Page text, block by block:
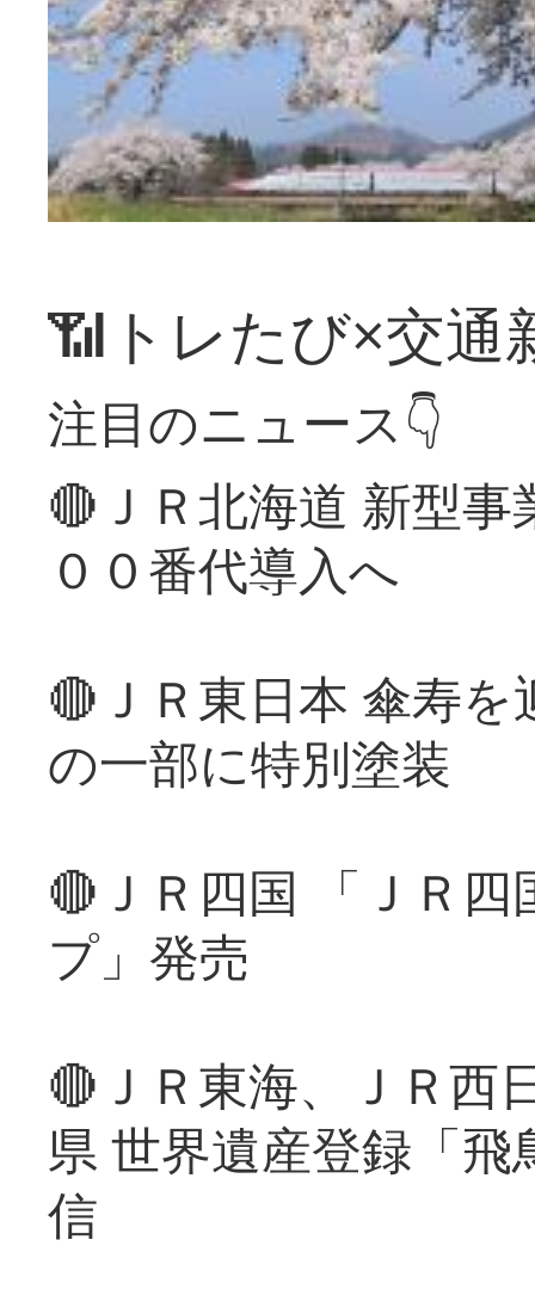
📶トレたび×交通
注目のニュース👇
🔴ＪＲ北海道 新型
００番代導入へ
🔴ＪＲ東日本 傘寿
の一部に特別塗装
🔴ＪＲ四国 「ＪＲ
プ」発売
🔴ＪＲ東海、ＪＲ西
県 世界遺産登録「
信